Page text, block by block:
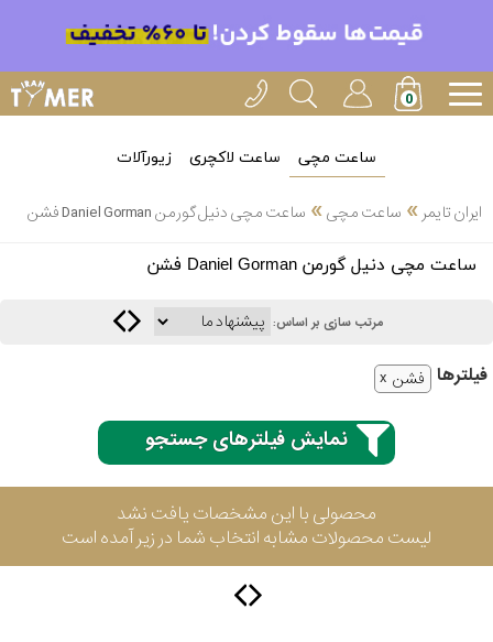
ساعت مچی ساعت لاکچری زیورآلات
ایران تایمر » ساعت مچی» ساعت مچی دنیل گورمن Daniel Gorman فشن
ساعت مچی دنیل گورمن Daniel Gorman فشن
مرتب سازی بر اساس:
فیلتر‌ها فشن
نمایش فیلترهای جستجو
محصولی با این مشخصات یافت نشد
لیست محصولات مشابه انتخاب شما در زیر آمده است
انتخاب
بین 3
3
سیکو
سیتیزن